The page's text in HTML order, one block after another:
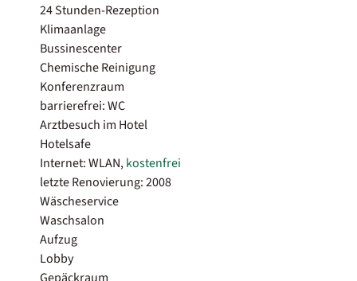
24 Stunden-Rezeption
Klimaanlage
Bussinescenter
Chemische Reinigung
Konferenzraum
barrierefrei: WC
Arztbesuch im Hotel
Hotelsafe
Internet: WLAN,kostenfrei
letzte Renovierung: 2008
Wäscheservice
Waschsalon
Aufzug
Lobby